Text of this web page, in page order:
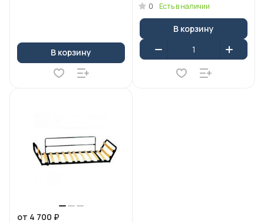
В корзину
0 Есть в наличии
В корзину
от 4 700 ₽